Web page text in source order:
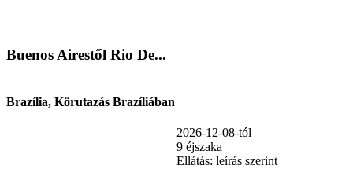
Buenos Airestől Rio De...
Brazília, Körutazás Brazíliában
2026-12-08-tól
9 éjszaka
Ellátás: leírás szerint